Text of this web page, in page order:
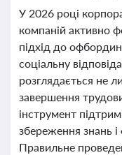
У 2026 році
компаній активно
підхід до
соціальну
розглядається не
завершення
інструмент
збереження знань
Правильне